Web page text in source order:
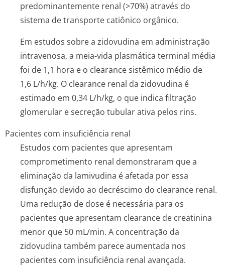
predominantemente renal (>70%) através do
sistema de transporte catiônico orgânico.
Em estudos sobre a zidovudina em administração
intravenosa, a meia-vida plasmática terminal média
foi de 1,1 hora e o clearancesistêmico médio de
1,6 L/h/kg. O clearance renal da zidovudina é
estimado em 0,34 L/h/kg, o que indica filtração
glomerular e secreção tubular ativa pelos rins.
Pacientes com insuficiência renal
Estudos com pacientes que apresentam
comprometimento renal demonstraram que a
eliminação da lamivudina é afetada por essa
disfunção devido ao decréscimo do clearance renal.
Uma redução de dose é necessária para os
pacientes que apresentam clearance de creatinina
menor que 50 mL/min. A concentração da
zidovudina também parece aumentada nos
pacientes com insuficiência renal avançada.